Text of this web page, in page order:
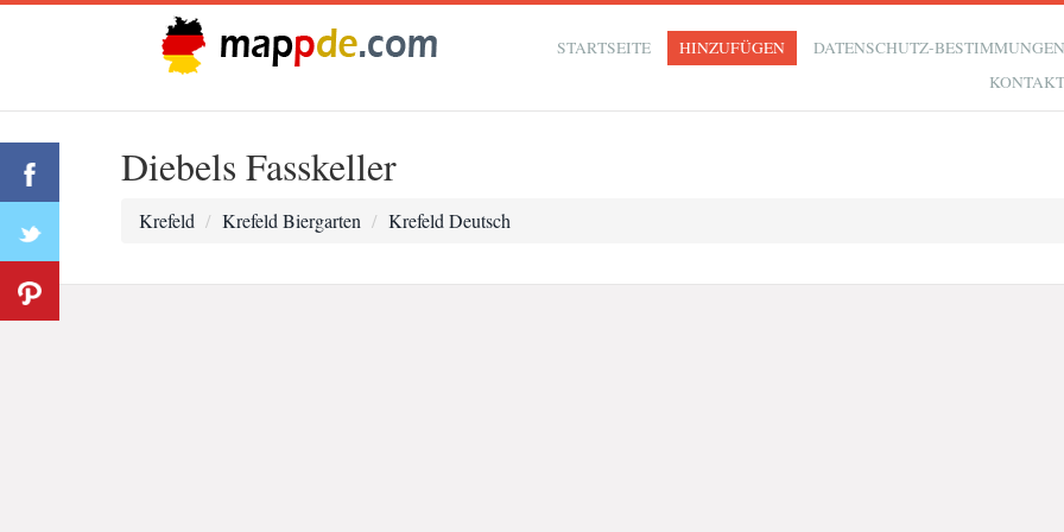
STARTSEITE HINZUFÜGEN
DATENSCHUTZ-
Diebels Fasskeller
Krefeld Krefeld Biergarten Krefeld Deutsch